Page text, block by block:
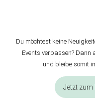
Du möchtest keine
Events verpassen? Dann
und bleibe somit
Jetzt zum